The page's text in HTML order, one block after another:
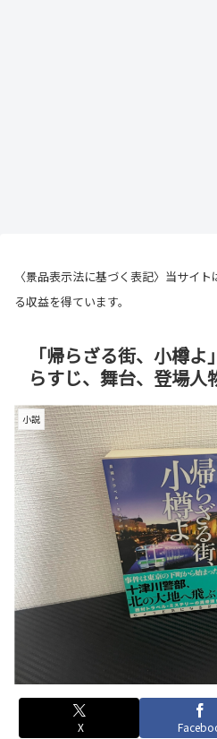
〈景品表示法に基づく表記〉当サイ
る収益を得ています。
「帰らざる街、小樽
らすじ、舞台、登場人
小説
X